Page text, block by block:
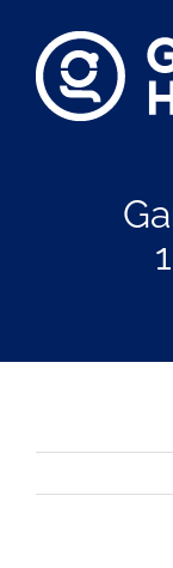
contenuto